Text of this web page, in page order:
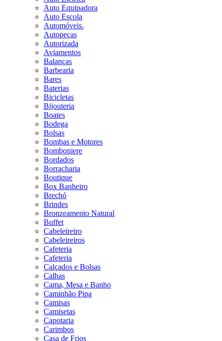
Auto Equipadora
Auto Escola
Automóveis.
Autopeças
Autorizada
Aviamentos
Balanças
Barbearia
Bares
Baterias
Bicicletas
Bijouteria
Boates
Bodega
Bolsas
Bombas e Motores
Bomboniere
Bordados
Borracharia
Boutique
Box Banheiro
Brechó
Brindes
Bronzeamento Natural
Buffet
Cabeleireiro
Cabeleireiros
Cafeteria
Cafeteria
Calçados e Bolsas
Calhas
Cama, Mesa e Banho
Caminhão Pipa
Camisas
Camisetas
Capotaria
Carimbos
Casa de Frios